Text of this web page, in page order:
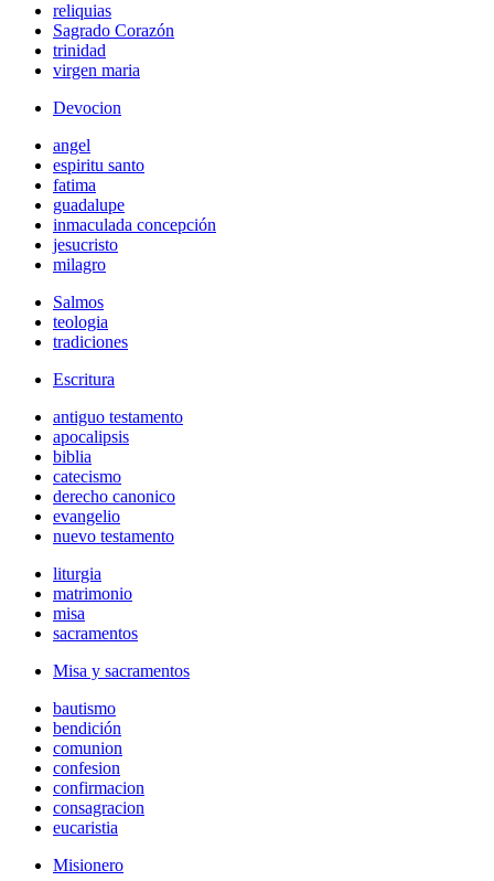
reliquias
Sagrado Corazón
trinidad
virgen maria
Devocion
angel
espiritu santo
fatima
guadalupe
inmaculada concepción
jesucristo
milagro
Salmos
teologia
tradiciones
Escritura
antiguo testamento
apocalipsis
biblia
catecismo
derecho canonico
evangelio
nuevo testamento
liturgia
matrimonio
misa
sacramentos
Misa y sacramentos
bautismo
bendición
comunion
confesion
confirmacion
consagracion
eucaristia
Misionero